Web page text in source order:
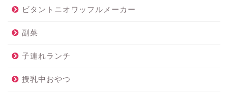
ビタントニオワッフルメーカー
副菜
子連れランチ
授乳中おやつ